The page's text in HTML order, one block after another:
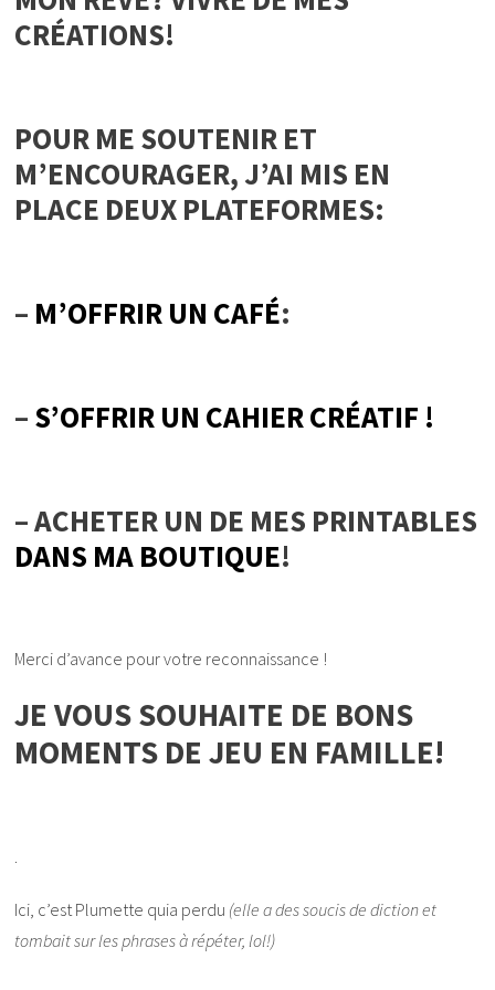
CRÉATIONS!
POUR ME SOUTENIR ET
M’ENCOURAGER, J’AI MIS EN
PLACE DEUX PLATEFORMES:
– M’OFFRIR UN CAFÉ:
– S’OFFRIR UN CAHIER CRÉATIF !
– ACHETER UN DE MES PRINTABLES
DANS MA BOUTIQUE!
Merci d’avance pour votre reconnaissance !
JE VOUS SOUHAITE DE BONS
MOMENTS DE JEU EN FAMILLE!
Ici, c’est Plumette quia perdu (elle a des soucis de diction et
tombait sur les phrases à répéter, lol!)